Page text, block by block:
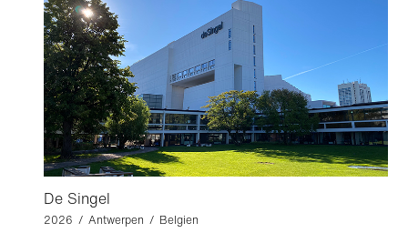
De Singel
2026 / Antwerpen / Belgien